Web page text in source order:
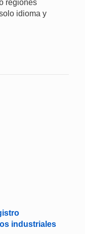
regiones
idioma y
industriales